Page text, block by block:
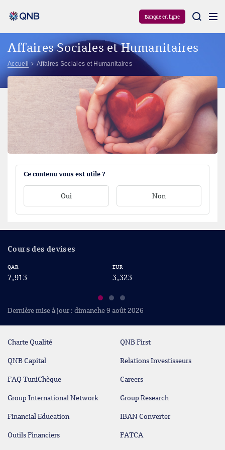
Banque en ligne
Affaires Sociales et Humanitaires
Accueil Affaires Sociales et Humanitaires
Ce contenu vous est utile ?
Oui Non
Cours des devises
QAR
7,913
EUR
3,323
Dernière mise à jour : dimanche 9 août 2026
Charte Qualité QNB First
QNB Capital Relations Investisseurs
FAQ TuniChèque Careers
Group International Network Group Research
Financial Education IBAN Converter
Outils Financiers FATCA